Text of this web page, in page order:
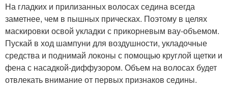
На гладких и прилизанных волосах седина всегда
заметнее, чем в пышных прическах. Поэтому в целях
маскировки освой укладки с прикорневым вау-объемом.
Пускай в ход шампуни для воздушности, укладочные
средства и поднимай локоны с помощью круглой щетки и
фена с насадкой-диффузором. Объем на волосах будет
отвлекать внимание от первых признаков седины.